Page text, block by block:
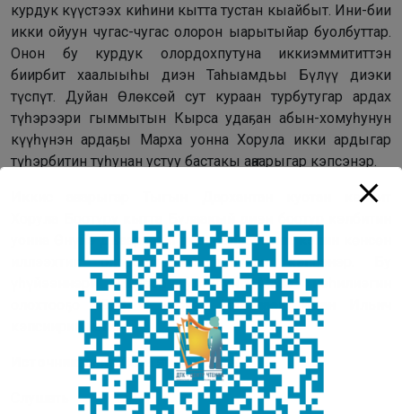
курдук күүстээх киһини кытта тустан кыайбыт. Ини-бии
икки ойуун чугас-чугас олорон ыарытыйар буолбуттар.
Онон бу курдук олордохпутуна иккиэммититтэн
биирбит хаалыыһы диэн Таһыамдьы Бүлүү диэки
түспүт. Дуйан Өлөксөй сут кураан турбутугар ардах
түһэрээри гыммытын Кырса удаҕан абын-хомуһунун
күүһүнэн ардаҕы Марха уонна Хорула икки ардыгар
түһэрбитин туһунан устуу бастакы аҥаарыгар кэпсэнэр.
Иккис аҥаарыгар Тыгын Дархантан куотан кэлбит
уонна Өнүйэ Дьаарханы дьээбэлээбитин, кэлин көнсөн
иллээхтик олорбуттарын туһунан кэпсэнэр. Бу
үһүйээннэри Ньурба улууһун Маар нэһилиэгин
олохтооҕо 1938 с. төрүөх Николаев Иван Ильич
кэпсиирин истиҥ.
Источник:сайт “Саха этигэн тыла”